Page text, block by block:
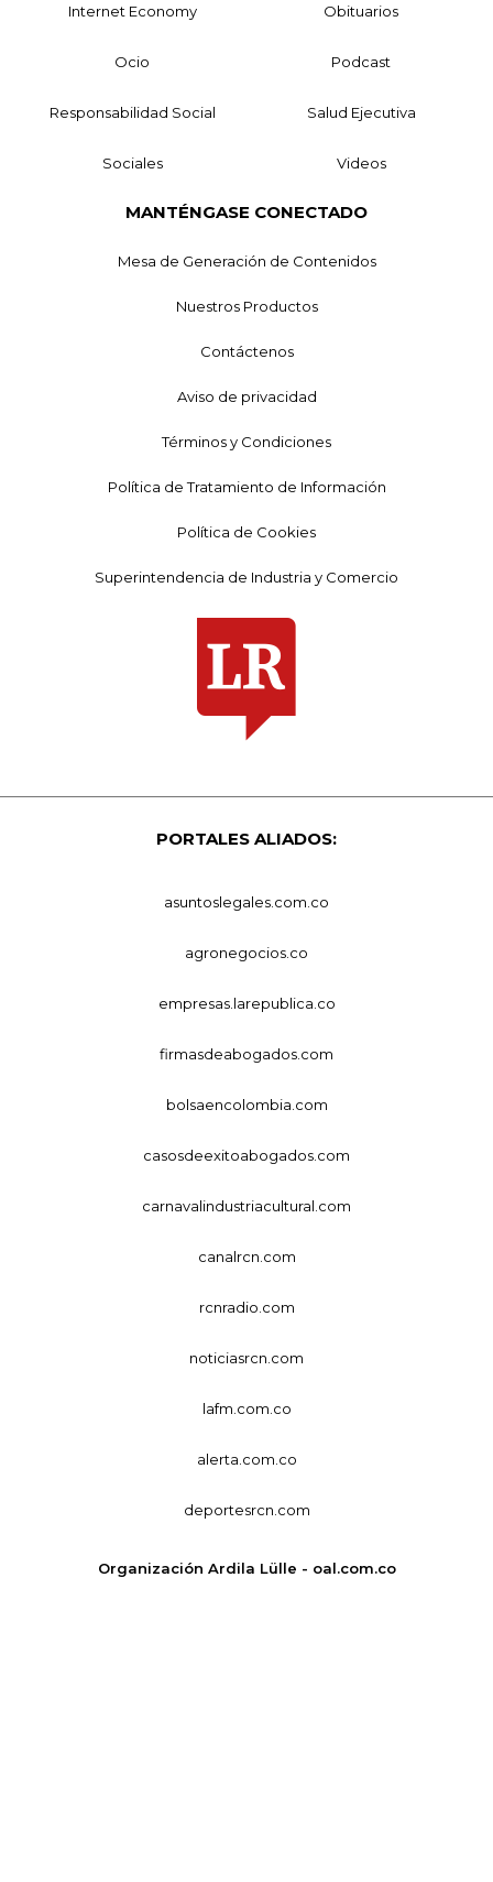
Internet Economy Obituarios
Ocio Podcast
Responsabilidad Social Salud Ejecutiva
Sociales Videos
MANTÉNGASE CONECTADO
Mesa de Generación de Contenidos
Nuestros Productos
Contáctenos
Aviso de privacidad
Términos y Condiciones
Política de Tratamiento de Información
Política de Cookies
Superintendencia de Industria y Comercio
PORTALES ALIADOS:
asuntoslegales.com.co
agronegocios.co
empresas.larepublica.co
firmasdeabogados.com
bolsaencolombia.com
casosdeexitoabogados.com
carnavalindustriacultural.com
canalrcn.com
rcnradio.com
noticiasrcn.com
lafm.com.co
alerta.com.co
deportesrcn.com
Organización Ardila Lülle - oal.com.co